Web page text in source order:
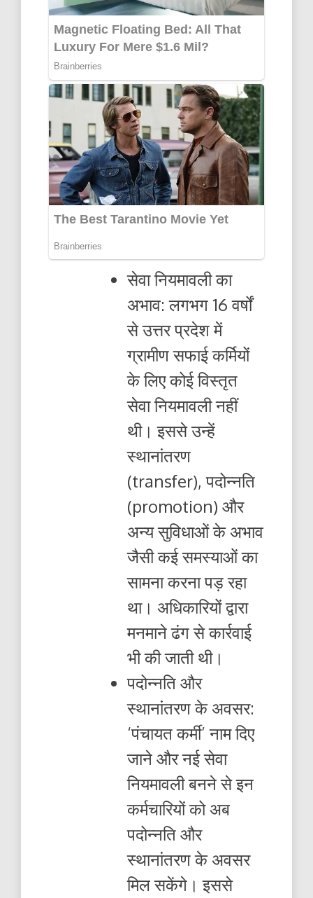
सेवा नियमावली का
अभाव: लगभग 16 वर्षों
से उत्तर प्रदेश में
ग्रामीण सफाई कर्मियों
के लिए कोई विस्तृत
सेवा नियमावली नहीं
थी। इससे उन्हें
स्थानांतरण
(transfer), पदोन्नति
(promotion) और
अन्य सुविधाओं के अभाव
जैसी कई समस्याओं का
सामना करना पड़ रहा
था। अधिकारियों द्वारा
मनमाने ढंग से कार्रवाई
भी की जाती थी।
पदोन्नति और
स्थानांतरण के अवसर:
‘पंचायत कर्मी’ नाम दिए
जाने और नई सेवा
नियमावली बनने से इन
कर्मचारियों को अब
पदोन्नति और
स्थानांतरण के अवसर
मिल सकेंगे। इससे